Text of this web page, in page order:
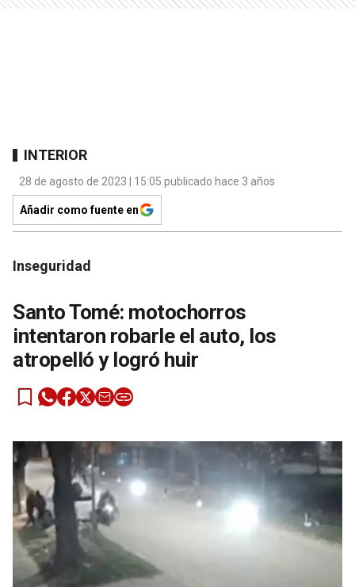
INTERIOR
28 de agosto de 2023 | 15:05 publicado hace 3 años
Añadir como fuente en
Inseguridad
Santo Tomé: motochorros
intentaron robarle el auto, los
atropelló y logró huir